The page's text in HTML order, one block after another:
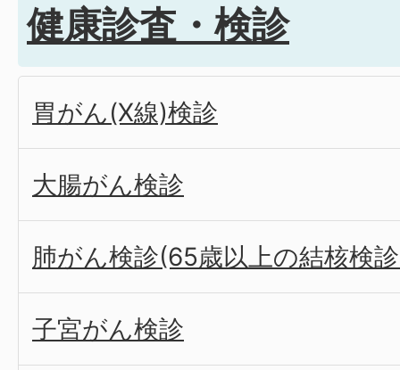
健康診査・検診
胃がん(X線)検診
大腸がん検診
肺がん検診(65歳以上の結核検
子宮がん検診